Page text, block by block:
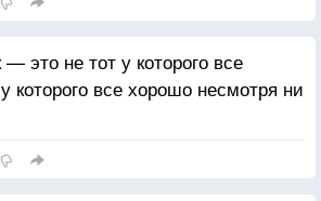
это не тот у которого все
которого все хорошо несмотря ни